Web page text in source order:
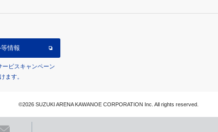
情報
ービスキャンペーン
ます。
©2026 SUZUKI ARENA KAWANOE CORPORATION Inc. All rights reserved.